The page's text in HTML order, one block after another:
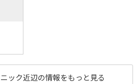
ック近辺の情報をもっと見る